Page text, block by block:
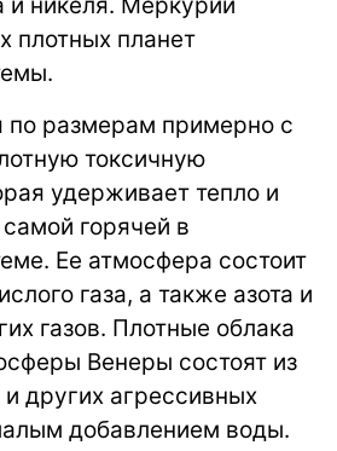
плотных планет
по размерам примерно с
токсичную
удерживает тепло и
горячей в
Ее атмосфера состоит
газа, а также азота и
газов. Плотные облака
Венеры состоят из
других агрессивных
добавлением воды.